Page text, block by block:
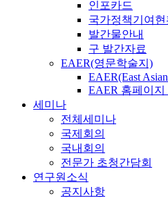
인포카드
국가정책기여현
발간물안내
구 발간자료
EAER(영문학술지)
EAER(East
EAER 홈페이지
세미나
전체세미나
국제회의
국내회의
전문가 초청간담회
연구원소식
공지사항